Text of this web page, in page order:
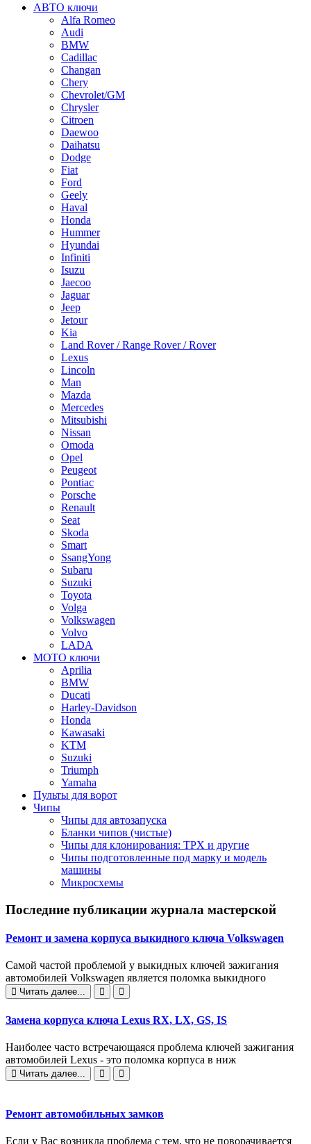
АВТО ключи
Alfa Romeo
Audi
BMW
Cadillac
Changan
Chery
Chevrolet/GM
Chrysler
Citroen
Daewoo
Daihatsu
Dodge
Fiat
Ford
Geely
Haval
Honda
Hummer
Hyundai
Infiniti
Isuzu
Jaecoo
Jaguar
Jeep
Jetour
Kia
Land Rover / Range Rover / Rover
Lexus
Lincoln
Man
Mazda
Mercedes
Mitsubishi
Nissan
Omoda
Opel
Peugeot
Pontiac
Porsche
Renault
Seat
Skoda
Smart
SsangYong
Subaru
Suzuki
Toyota
Volga
Volkswagen
Volvo
LADA
МОТО ключи
Aprilia
BMW
Ducati
Harley-Davidson
Honda
Kawasaki
KTM
Suzuki
Triumph
Yamaha
Пульты для ворот
Чипы
Чипы для автозапуска
Бланки чипов (чистые)
Чипы для клонирования: TPX и другие
Чипы подготовленные под марку и модель
машины
Микросхемы
Последние публикации журнала мастерской
Ремонт и замена корпуса выкидного ключа Volkswagen
Самой частой проблемой у выкидных ключей зажигания
автомобилей Volkswagen является поломка выкидного
Читать далее...
Замена корпуса ключа Lexus RX, LX, GS, IS
Наиболее часто встречающаяся проблема ключей зажигания
автомобилей Lexus - это поломка корпуса в ниж
Читать далее...
Ремонт автомобильных замков
Если у Вас возникла проблема с тем, что не поворачивается